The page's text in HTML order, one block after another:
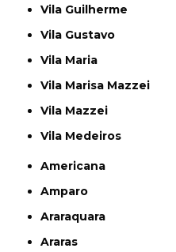
Vila Guilherme
Vila Gustavo
Vila Maria
Vila Marisa Mazzei
Vila Mazzei
Vila Medeiros
Americana
Amparo
Araraquara
Araras